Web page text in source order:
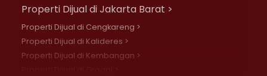
Properti Dijual di Jakarta Barat >
Properti Dijual di Cengkareng >
Properti Dijual di Kalideres >
Properti Dijual di Kembangan >